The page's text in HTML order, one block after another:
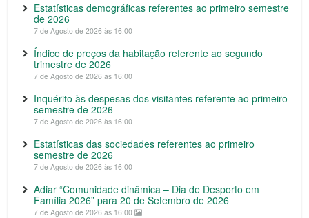
Estatísticas demográficas referentes ao primeiro semestre
de 2026
7 de Agosto de 2026 às 16:00
Índice de preços da habitação referente ao segundo
trimestre de 2026
7 de Agosto de 2026 às 16:00
Inquérito às despesas dos visitantes referente ao primeiro
semestre de 2026
7 de Agosto de 2026 às 16:00
Estatísticas das sociedades referentes ao primeiro
semestre de 2026
7 de Agosto de 2026 às 16:00
Adiar “Comunidade dinâmica – Dia de Desporto em
Família 2026” para 20 de Setembro de 2026
7 de Agosto de 2026 às 16:00